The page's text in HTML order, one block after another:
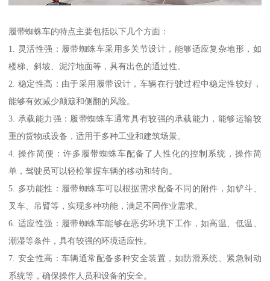
履带蜘蛛车的特点主要包括以下几个方面：
1. 灵活性强：履带蜘蛛车采用多关节设计，能够适应复杂地形，如
楼梯、斜坡、泥泞地面等，具有出色的通过性。
2. 稳定性高：由于采用履带设计，车辆在行驶过程中稳定性较好，
能够有效减少颠簸和侧翻的风险。
3. 承载能力强：履带蜘蛛车通常具有较强的承载能力，能够运输较
重的货物或设备，适用于多种工业和建筑场景。
4. 操作简便：许多履带蜘蛛车配备了人性化的控制系统，操作简
单，驾驶员可以轻松掌握车辆的移动和转向。
5. 多功能性：履带蜘蛛车可以根据需求配备不同的附件，如铲斗、
叉车、吊臂等，实现多种功能，满足不同作业需求。
6. 适应性强：履带蜘蛛车能够在恶劣环境下工作，如高温、低温、
潮湿等条件，具有较强的环境适应性。
7. 安全性高：车辆通常配备多种安全装置，如防滑系统、紧急制动
系统等，确保操作人员和设备的安全。